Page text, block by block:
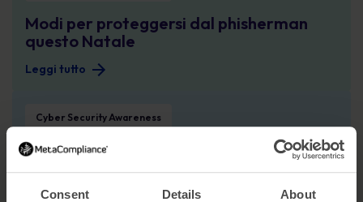
Consent Details About
Modi per proteggersi dal phisherman
questo Natale
Leggi tutto
Cyber Security Awareness
Gli incidenti relativi alla sicurezza dei
dati e alla sicurezza digitale sono
aumentati nel secondo trimestre del